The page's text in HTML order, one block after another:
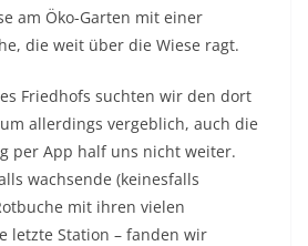
am Öko-Garten mit einer
die weit über die Wiese ragt.
Friedhofs suchten wir den dort
allerdings vergeblich, auch die
per App half uns nicht weiter.
wachsende (keinesfalls
mit ihren vielen
letzte Station – fanden wir